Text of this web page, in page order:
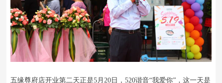
五缘尊府店开业第二天正是5月20日，520谐音“我爱你”，这一天是